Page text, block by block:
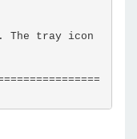
The tray icon